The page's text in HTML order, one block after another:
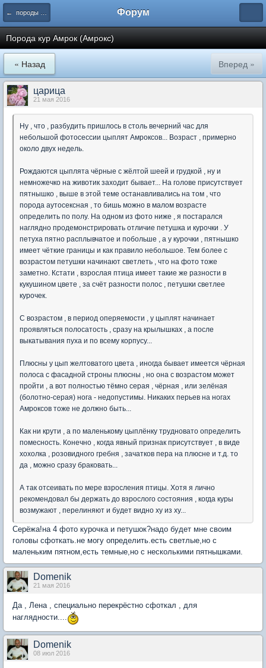
← породы кур Форум
Порода кур Амрок (Амрокс)
« Назад Вперед »
царица
21 мая 2016
Ну , что , разбудить пришлось в столь вечерний час для
небольшой фотосессии цыплят Амроксов... Возраст , примерно
около двух недель.
Рождаются цыплята чёрные с жёлтой шеей и грудкой , ну и
немножечко на животик заходит бывает... На голове присутствует
пятнышко , выше в этой теме останавливались на том , что
порода аутосексная , то бишь можно в малом возрасте
определить по полу. На одном из фото ниже , я постарался
наглядно продемонстрировать отличие петушка и курочки . У
петуха пятно расплывчатое и побольше , а у курочки , пятнышко
имеет чёткие границы и как правило небольшое. Тем более с
возрастом петушки начинают светлеть , что на фото тоже
заметно. Кстати , взрослая птица имеет такие же разности в
кукушином цвете , за счёт разности полос , петушки светлее
курочек.
С возрастом , в период оперяемости , у цыплят начинает
проявляться полосатость , сразу на крылышках , а после
выкатывания пуха и по всему корпусу...
Плюсны у цып желтоватого цвета , иногда бывает имеется чёрная
полоса с фасадной строны плюсны , но она с возрастом может
пройти , а вот полностью тёмно серая , чёрная , или зелёная
(болотно-серая) нога - недопустимы. Никаких перьев на ногах
Амроксов тоже не должно быть...
Как ни крути , а по маленькому цыплёнку трудновато определить
помесность. Конечно , когда явный признак присутствует , в виде
хохолка , розовидного гребня , зачатков пера на плюсне и т.д. то
да , можно сразу браковать...
А так отсеивать по мере взросления птицы. Хотя я лично
рекомендовал бы держать до взрослого состояния , когда куры
возмужают , перелиняют и будет видно ху из ху...
Серёжа!на 4 фото курочка и петушок?надо будет мне своим
головы сфоткать.не могу определить.есть светлые,но с
маленьким пятном,есть темные,но с несколькими пятнышками.
Domenik
21 мая 2016
Да , Лена , специально перекрёстно сфоткал , для
наглядности....
Domenik
08 июл 2016